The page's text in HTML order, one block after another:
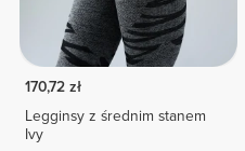
170,72 zł
Legginsy z średnim stanem
Ivy